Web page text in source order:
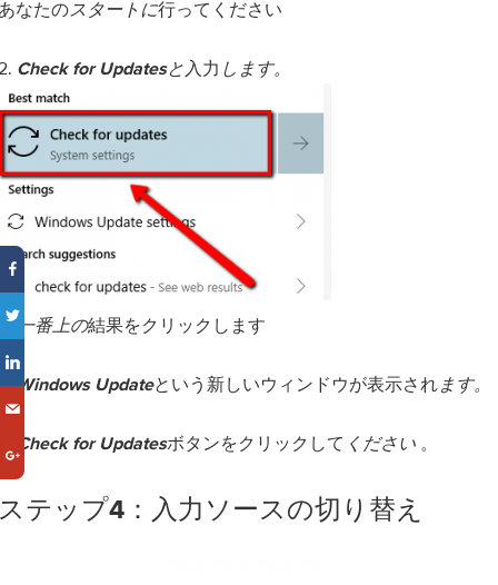
なたのスタートに行ってください
Check for Updatesと 入力 します。
一番上の結果をクリックします
Windows Updateという新しいウィンドウが表示されます。
Check for Updatesボタンをクリックして ください 。
テップ4：入力ソースの切り替え